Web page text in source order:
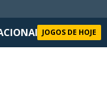
SELEÇÃO
JOGOS DE HOJE